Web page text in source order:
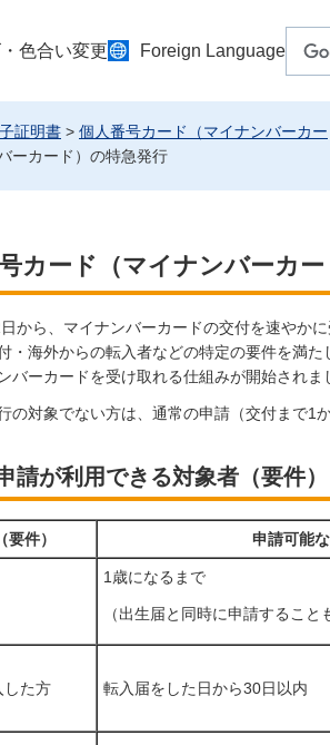
色合い変更 Foreign Language
証明書 > 個人番号カード（マイナンバーカー
ーカード）の特急発行
カード（マイナンバーカ
から、マイナンバーカードの交付を速やか
・海外からの転入者などの特定の要件を満
バーカードを受け取れる仕組みが開始されま
の対象でない方は、通常の申請（交付まで1
請が利用できる対象者（要件
要件） 申請可能
1歳になるまで
（出生届と同時に申請すること
した方 転入届をした日から30日以内